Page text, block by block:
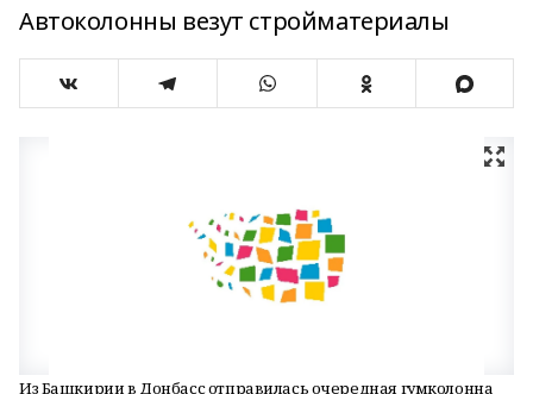
Автоколонны везут стройматериалы
Из Башкирии в Донбасс отправилась очередная гумколонна